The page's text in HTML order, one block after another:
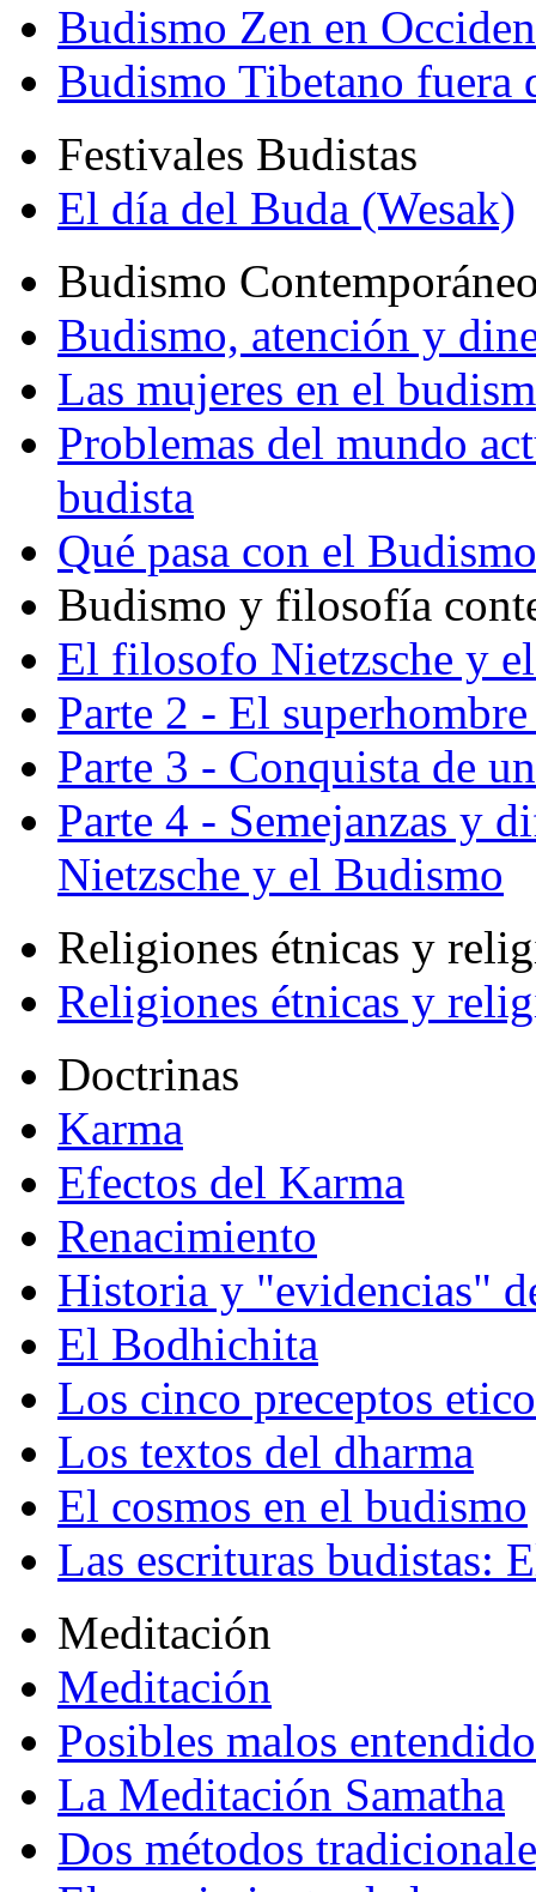
Budismo Zen en
Budismo Tibetano fuera
Festivales Budistas
El día del Buda (Wesak)
Budismo
Budismo, atención y
Las mujeres en el
Problemas del mundo
budista
Qué pasa con el
Budismo y filosofía
El filosofo Nietzsche y
Parte 2 - El
Parte 3 - Conquista de
Parte 4 - Semejanzas y
Nietzsche y el Budismo
Religiones étnicas y
Religiones étnicas y
Doctrinas
Karma
Efectos del Karma
Renacimiento
Historia y "evidencias"
El Bodhichita
Los cinco preceptos
Los textos del dharma
El cosmos en el budismo
Las escrituras budistas:
Meditación
Meditación
Posibles malos
La Meditación Samatha
Dos métodos